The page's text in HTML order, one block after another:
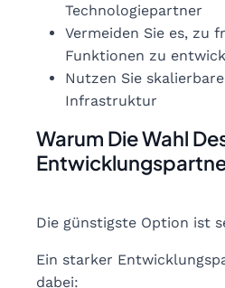
Technologiepartner
Vermeiden Sie es, zu
Funktionen zu
Nutzen Sie
Infrastruktur
Warum Die Wahl
Die günstigste Option ist
Ein starker
dabei: